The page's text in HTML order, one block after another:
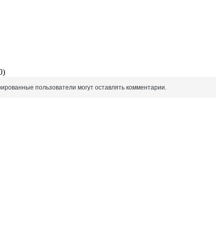
пользователи могут оставлять комментарии.